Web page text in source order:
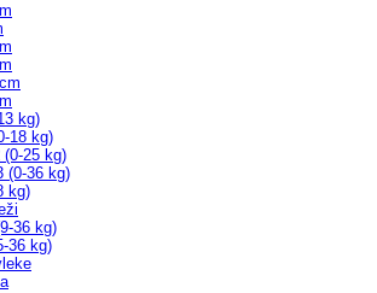
kg)
18 kg)
25 kg)
(0-36 kg)
kg)
36 kg)
36 kg)